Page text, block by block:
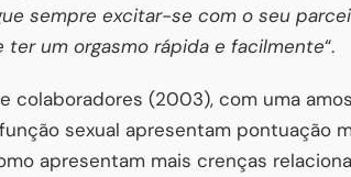
sempre excitar-se com o seu
ter um orgasmo rápida e facilmente“.
colaboradores (2003), com uma
sexual apresentam pontuação
apresentam mais crenças